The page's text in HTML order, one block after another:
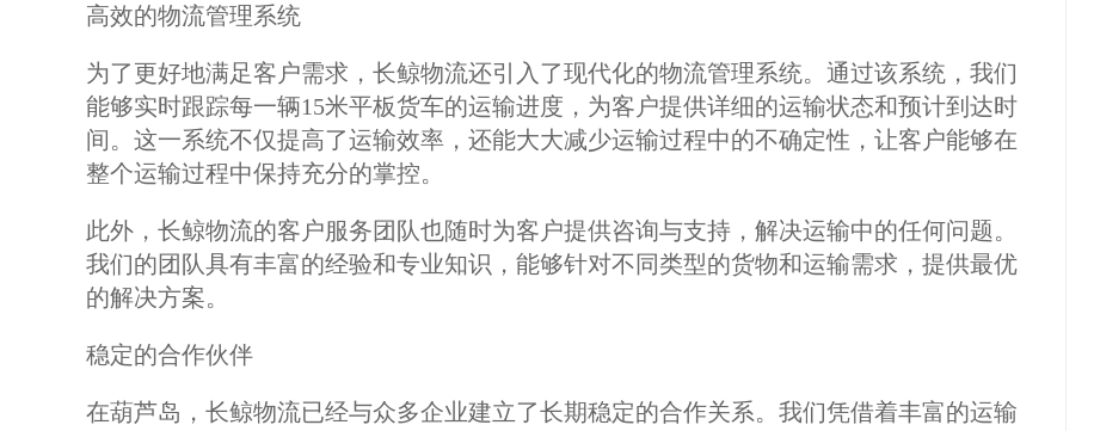
高效的物流管理系统
为了更好地满足客户需求，长鲸物流还引入了现代化的物流管理系统。通过该系统，我们
能够实时跟踪每一辆15米平板货车的运输进度，为客户提供详细的运输状态和预计到达时
间。这一系统不仅提高了运输效率，还能大大减少运输过程中的不确定性，让客户能够在
整个运输过程中保持充分的掌控。
此外，长鲸物流的客户服务团队也随时为客户提供咨询与支持，解决运输中的任何问题。
我们的团队具有丰富的经验和专业知识，能够针对不同类型的货物和运输需求，提供最优
的解决方案。
稳定的合作伙伴
在葫芦岛，长鲸物流已经与众多企业建立了长期稳定的合作关系。我们凭借着丰富的运输